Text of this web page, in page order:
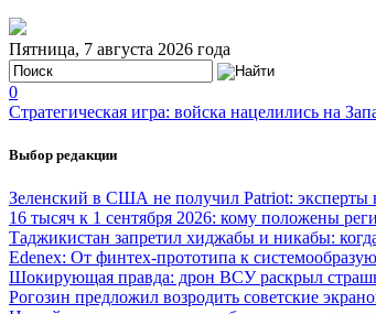
Пятница, 7 августа 2026 года
0
Стратегическая игра: войска нацелились на
Выбор редакции
Зеленский в США не получил Patriot: эксперты
16 тысяч к 1 сентября 2026: кому положены
Таджикистан запретил хиджабы и никабы:
Edenex: От финтех-прототипа к
Шокирующая правда: дрон ВСУ раскрыл
Рогозин предложил возродить советские